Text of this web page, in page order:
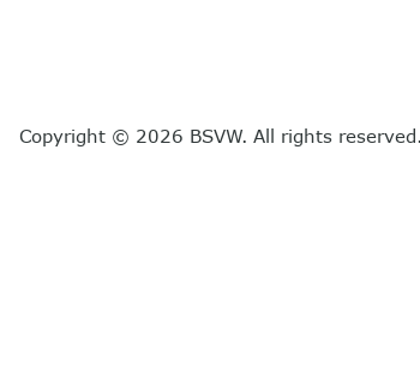
Copyright © 2026 BSVW. All rights